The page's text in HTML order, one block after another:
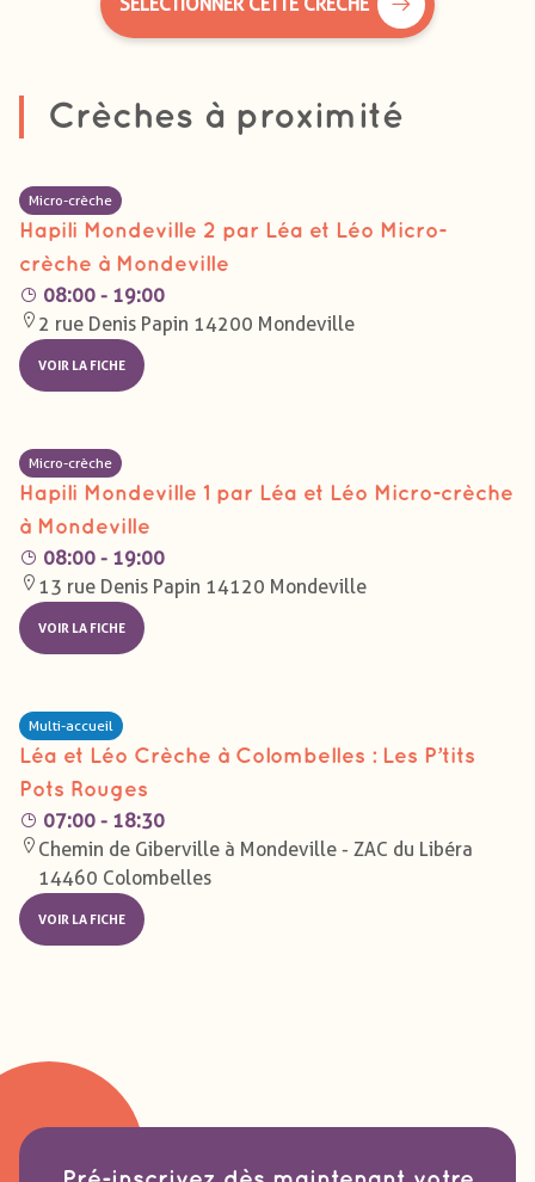
Crèches à proximité
Micro-crèche
Hapili Mondeville 2 par Léa et Léo Micro-
crèche à Mondeville
08:00 - 19:00
2 rue Denis Papin 14200 Mondeville
VOIR LA FICHE
Micro-crèche
Hapili Mondeville 1 par Léa et Léo Micro-crèche
à Mondeville
08:00 - 19:00
13 rue Denis Papin 14120 Mondeville
VOIR LA FICHE
Multi-accueil
Léa et Léo Crèche à Colombelles : Les P’tits
Pots Rouges
07:00 - 18:30
Chemin de Giberville à Mondeville - ZAC du Libéra
14460 Colombelles
VOIR LA FICHE